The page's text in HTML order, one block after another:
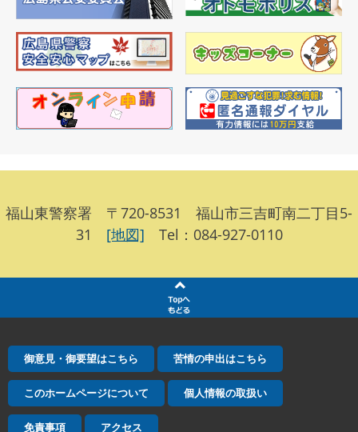
福山東警察署 〒720-8531 福山市三吉町南二丁目5-
31 [地図] Tel：084-927-0110
御意見・御要望はこちら 苦情の申出はこちら
このホームページについて 個人情報の取扱い
免責事項 アクセス